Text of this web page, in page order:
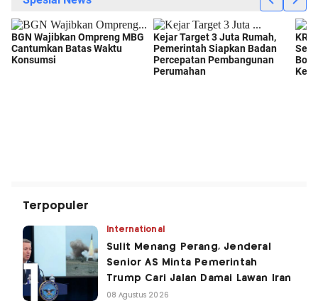
Terpopuler
International
Sulit Menang Perang, Jenderal
Senior AS Minta Pemerintah
Trump Cari Jalan Damai Lawan Iran
08 Agustus 2026